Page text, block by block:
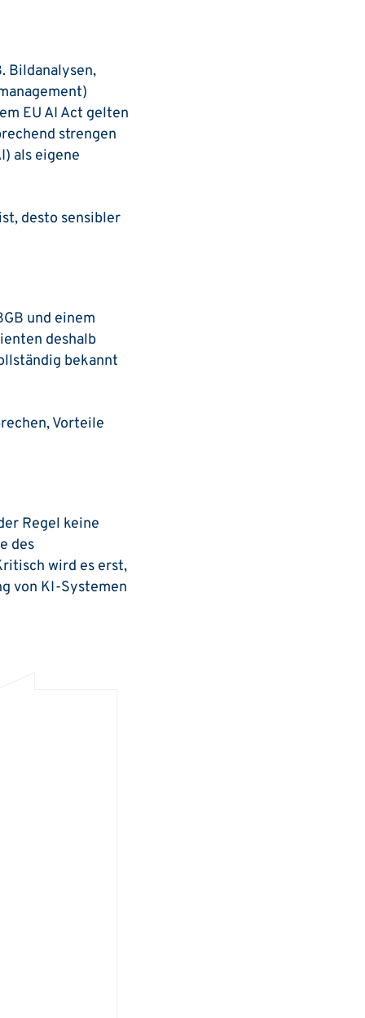
Bildanalysen,
EU AI Act gelten
strengen
als eigene
desto sensibler
und einem
deshalb
bekannt
Vorteile
Regel keine
des
wird es erst,
von KI-Systemen